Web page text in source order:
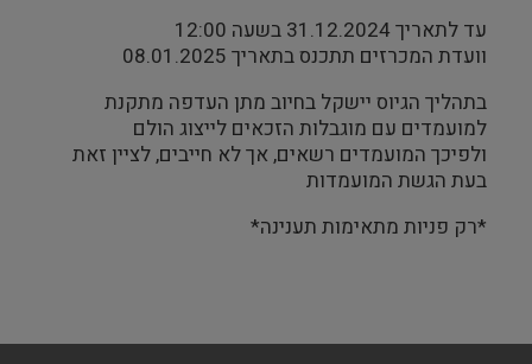
עד לתאריך 31.12.2024 בשעה 12:00
וועדת המכרזים תתכנס בתאריך 08.01.2025
בתהליך הגיוס יישקל בחיוב מתן העדפה מתקנת
למועמדים עם מוגבלות הזכאים לייצוג הולם
ולפיכך המועמדים רשאים, אך לא חייבים, לציין זאת
בעת הגשת המועמדות
*רק פניות מתאימות תענינה*